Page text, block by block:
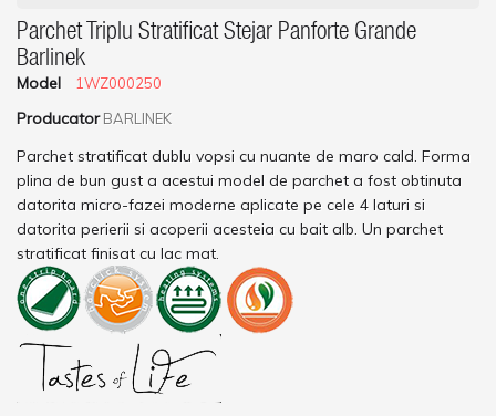
Parchet Triplu Stratificat Stejar Panforte Grande
Barlinek
Model 1WZ000250
Producator BARLINEK
Parchet stratificat dublu vopsi cu nuante de maro cald. Forma
plina de bun gust a acestui model de parchet a fost obtinuta
datorita micro-fazei moderne aplicate pe cele 4 laturi si
datorita perierii si acoperii acesteia cu bait alb. Un parchet
stratificat finisat cu lac mat.